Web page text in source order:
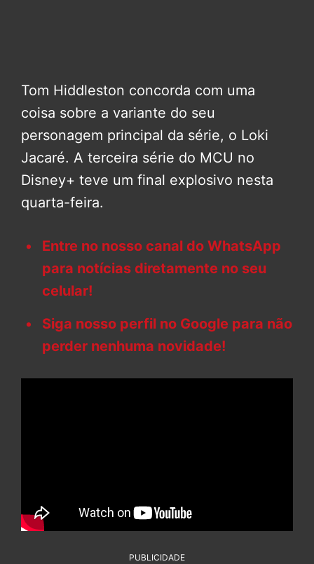
Tom Hiddleston concorda com uma
coisa sobre a variante do seu
personagem principal da série, o Loki
Jacaré. A terceira série do MCU no
Disney+ teve um final explosivo nesta
quarta-feira.
Entre no nosso canal do WhatsApp
para notícias diretamente no seu
celular!
Siga nosso perfil no Google para não
perder nenhuma novidade!
PUBLICIDADE